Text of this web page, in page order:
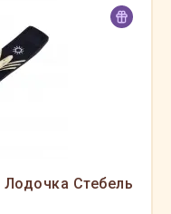
Стебель